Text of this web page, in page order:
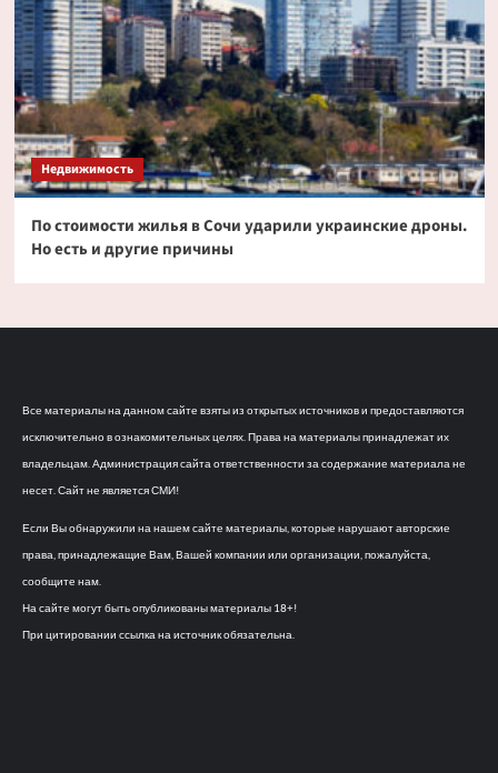
Недвижимость
По стоимости жилья в Сочи ударили украинские дроны.
Но есть и другие причины
Все материалы на данном сайте взяты из открытых источников и предоставляются
исключительно в ознакомительных целях. Права на материалы принадлежат их
владельцам. Администрация сайта ответственности за содержание материала не
несет. Сайт не является СМИ!
Если Вы обнаружили на нашем сайте материалы, которые нарушают авторские
права, принадлежащие Вам, Вашей компании или организации, пожалуйста,
сообщите нам.
На сайте могут быть опубликованы материалы 18+!
При цитировании ссылка на источник обязательна.